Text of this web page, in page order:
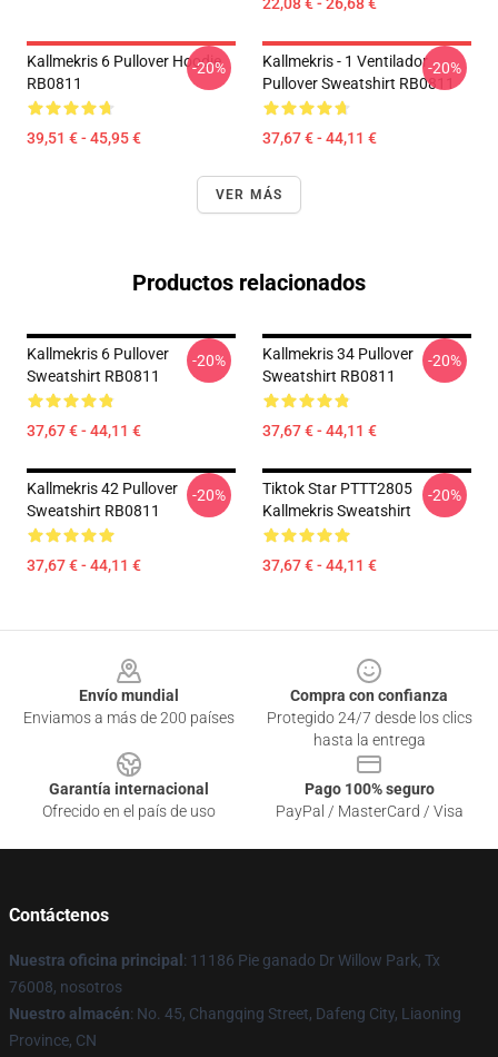
Kallmekris 6 Pullover Hoodie
RB0811
39,51 € - 45,95 €
-20%
Kallmekris - 1 Ventilador
Pullover Sweatshirt RB0811
37,67 € - 44,11 €
-20%
VER MÁS
Productos relacionados
Kallmekris 6 Pullover
Sweatshirt RB0811
37,67 € - 44,11 €
-20%
Kallmekris 34 Pullover
Sweatshirt RB0811
37,67 € - 44,11 €
-20%
Kallmekris 42 Pullover
Sweatshirt RB0811
37,67 € - 44,11 €
-20%
Tiktok Star PTTT2805
Kallmekris Sweatshirt
37,67 € - 44,11 €
-20%
Envío mundial
Enviamos a más de 200 países
Compra con confianza
Protegido 24/7 desde los clics
hasta la entrega
Garantía internacional
Ofrecido en el país de uso
Pago 100% seguro
PayPal / MasterCard / Visa
Contáctenos
Nuestra oficina principal : 11186 Pie ganado Dr Willow Park, Tx
76008, nosotros
Nuestro almacén: No. 45, Changqing Street, Dafeng City, Liaoning
Province, CN